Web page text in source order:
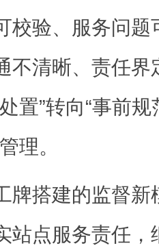
校验、服务问题
不清晰、责任
置”转向“事前
理。
搭建的监督新
站点服务责任，